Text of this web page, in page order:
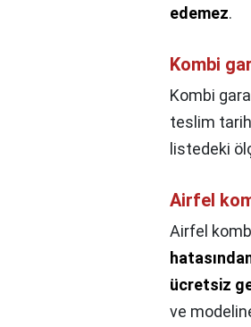
edemez.
Kombi
Kombi
teslim
listedeki
Airfel
Airfel
ücretsiz
ve